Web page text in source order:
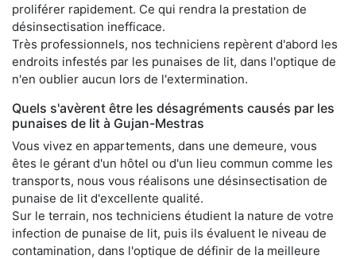
proliférer rapidement. Ce qui rendra la prestation de
désinsectisation inefficace.
Très professionnels, nos techniciens repèrent d'abord les
endroits infestés par les punaises de lit, dans l'optique de
n'en oublier aucun lors de l'extermination.
Quels s'avèrent être les désagréments causés par les
punaises de lit à Gujan-Mestras
Vous vivez en appartements, dans une demeure, vous
êtes le gérant d'un hôtel ou d'un lieu commun comme les
transports, nous vous réalisons une désinsectisation de
punaise de lit d'excellente qualité.
Sur le terrain, nos techniciens étudient la nature de votre
infection de punaise de lit, puis ils évaluent le niveau de
contamination, dans l'optique de définir de la meilleure